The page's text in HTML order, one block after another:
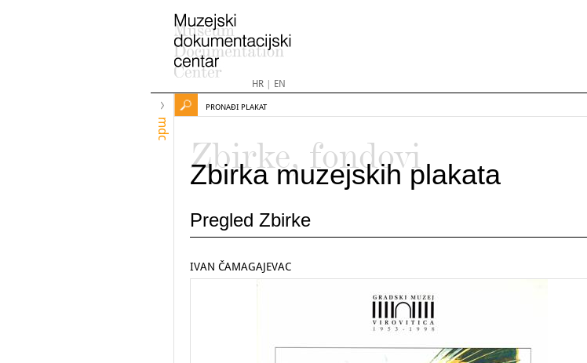
HR| EN
mdc
PRONAĐI PLAKAT
Zbirke, fondovi
Zbirka muzejskih plakata
Pregled Zbirke
IVAN ČAMAGAJEVAC